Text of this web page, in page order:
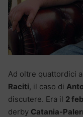
Ad oltre quattordici
Raciti, il caso di
discutere. Era il 2
derby Catania-